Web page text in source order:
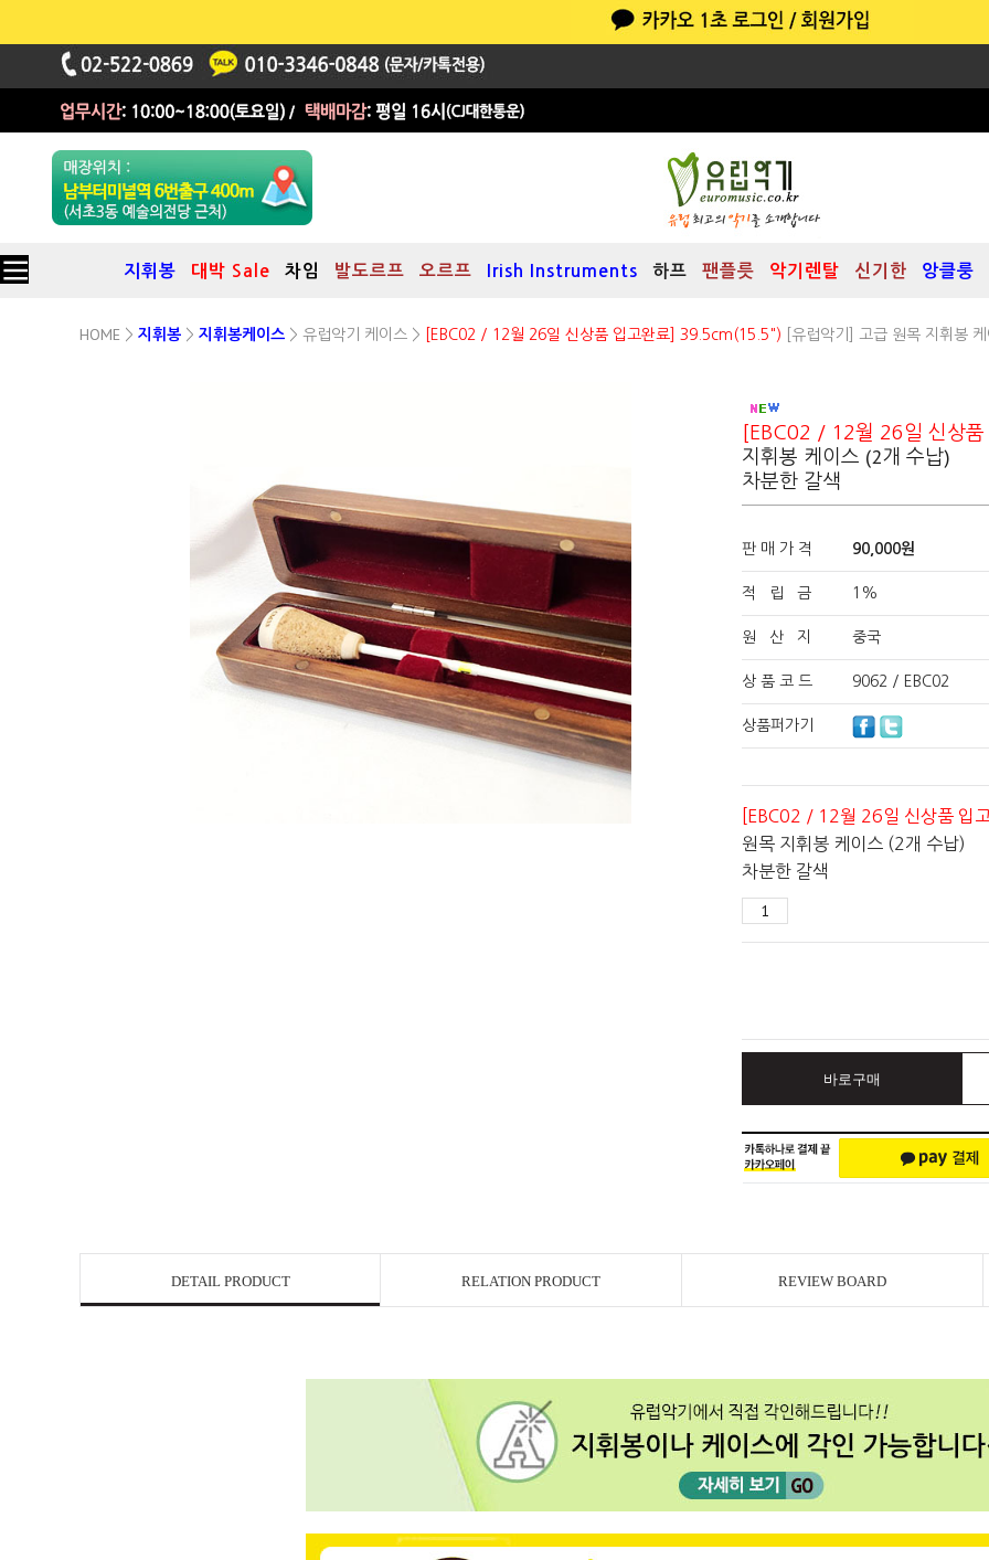
지휘봉 대박 Sale 차임 발도르프 오르프 Irish Instruments 하프 팬플릇 악기렌탈 신기한 앙클룽
HOME > 지휘봉 > 지휘봉케이스 > 유럽악기 케이스 > [EBC02 / 12월 26일 신상품 입고완료] 39.5cm(15.5") [유럽악기] 고급 원목 지휘봉
[EBC02 / 12월 26일 신상
지휘봉 케이스 (2개 수납)
차분한 갈색
판 매 가 격 90,000원
적 립 금 1%
원 산 지 중국
상 품 코 드 9062 / EBC02
상품퍼가기
[EBC02 / 12월 26일 신상품
원목 지휘봉 케이스 (2개 수납)
차분한 갈색
바로구매
DETAIL PRODUCT RELATION PRODUCT REVIEW BOARD